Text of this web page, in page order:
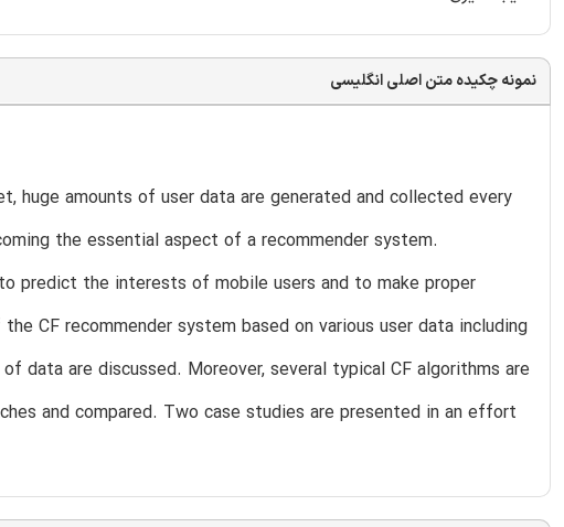
نمونه چکیده متن اصلی انگلیسی
huge amounts of user data are generated and collected every
the essential aspect of a recommender system.
predict the interests of mobile users and to make proper
CF recommender system based on various user data including
data are discussed. Moreover, several typical CF algorithms are
and compared. Two case studies are presented in an effort